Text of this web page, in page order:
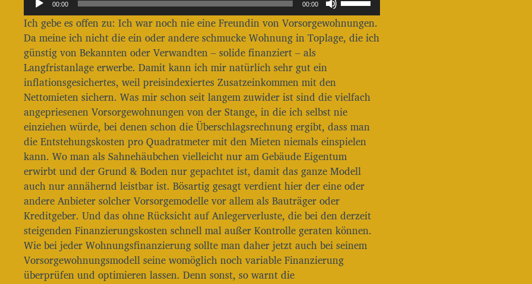
g
s
d
a
t
u
m
u
d
i
o
-
P
l
a
y
e
r
00:00 00:00
f
e
l
t
e
n
H
o
c
h
/
R
n
t
e
r
b
e
Ich gebe es offen zu: Ich war noch nie eine Freundin von Vorsorgewohnungen.
Da meine ich nicht die ein oder andere schmucke Wohnung in Toplage, die ich
günstig von Bekannten oder Verwandten – solide finanziert – als
Langfristanlage erwerbe. Damit kann ich mir natürlich sehr gut ein
inflationsgesichertes, weil preisindexiertes Zusatzeinkommen mit den
Nettomieten sichern. Was mir schon seit langem zuwider ist sind die vielfach
angepriesenen Vorsorgewohnungen von der Stange, in die ich selbst nie
einziehen würde, bei denen schon die Überschlagsrechnung ergibt, dass man
die Entstehungskosten pro Quadratmeter mit den Mieten niemals einspielen
kann. Wo man als Sahnehäubchen vielleicht nur am Gebäude Eigentum
erwirbt und der Grund & Boden nur gepachtet ist, damit das ganze Modell
auch nur annähernd leistbar ist. Bösartig gesagt verdient hier der eine oder
andere Anbieter solcher Vorsorgemodelle vor allem als Bauträger oder
Kreditgeber. Und das ohne Rücksicht auf Anlegerverluste, die bei den derzeit
steigenden Finanzierungskosten schnell mal außer Kontrolle geraten können.
Wie bei jeder Wohnungsfinanzierung sollte man daher jetzt auch bei seinem
Vorsorgewohnungsmodell seine womöglich noch variable Finanzierung
überprüfen und optimieren lassen. Denn sonst, so warnt die